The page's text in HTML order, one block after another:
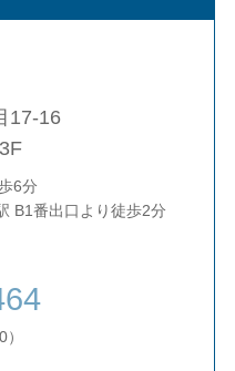
17-16
6分
B1番出口より徒歩2分